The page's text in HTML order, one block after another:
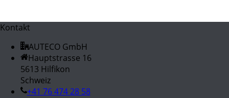
Kontakt
AUTECO GmbH
Hauptstrasse 16
5613 Hilfikon
Schweiz
+41 76 474 28 58